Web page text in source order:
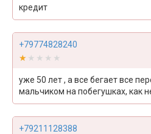
кредит
+79774828240
★★★★★
★★★★★
уже 50 лет , а все бегает все
мальчиком на побегушках, как
+79211128388